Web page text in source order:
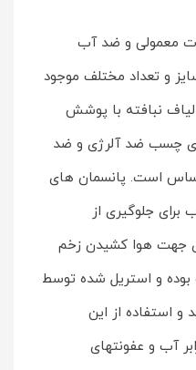
معمولی و ضد آب
و تعداد مختلف موجود
نبافته با پوشش
چسب ضد آلرژی و ضد
است. پانسمان های
برای جلوگیری از
جهت هوا کشیدن زخم
و استریل شده توسط
استفاده از این
آب و عفونتهای